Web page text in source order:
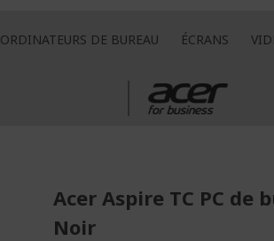
ORDINATEURS DE BUREAU ÉCRANS
Acer Aspire TC PC de
Noir